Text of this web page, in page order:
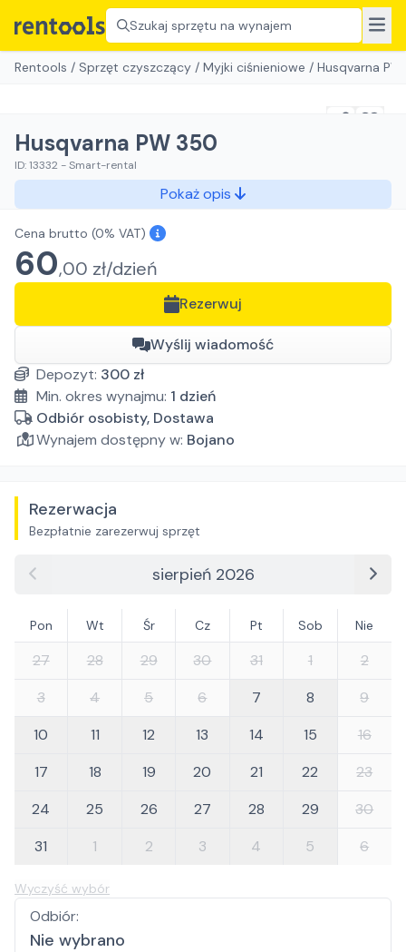
Szukaj sprzętu na wynajem
Rentools / Sprzęt czyszczący / Myjki ciśnieniowe / Husqvarna
Husqvarna PW 350
ID:13332 -Smart-rental
Pokaż opis
Cena brutto (0% VAT)
60,00 zł/dzień
Rezerwuj
Wyślij wiadomość
Depozyt: 300 zł
Min. okres wynajmu: 1 dzień
Odbiór osobisty, Dostawa
Wynajem dostępny w: Bojano
Rezerwacja
Bezpłatnie zarezerwuj sprzęt
sierpień 2026
Pon Wt Śr Cz Pt Sob Nie
27 28 29 30 31 1
2
3
4 5 6 7 8
9
10
11 12 13 14 15
16
17
18 19 20 21 22
23
24
25 26 27 28 29
30
31
1 2 3 4 5 6
Wyczyść wybór
Odbiór:
Nie wybrano